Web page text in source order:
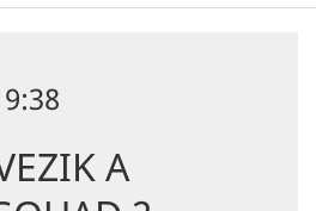
A